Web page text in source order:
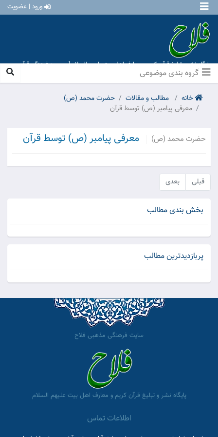
ورود | عضویت
پایگاه نشر و تبلیغ قرآن کریم و معارف اهل بیت علیهم السلام [ موسسه فرهنگی قرآن و
عترت منهاج عشق آباد ]
خانه مطالب و مقالات
حضرت محمد (ص)
معرفی پیامبر (ص) توسط قرآن
حضرت محمد (ص) معرفی پیامبر (ص) توسط قرآن
قبلی بعدی
بخش بندی مطالب
پربازدیدترین مطالب
سایت فرهنگی مذهبی فلاح
پایگاه نشر و تبلیغ قرآن کریم و معارف اهل بیت علیهم السلام
اطلاعات تماس